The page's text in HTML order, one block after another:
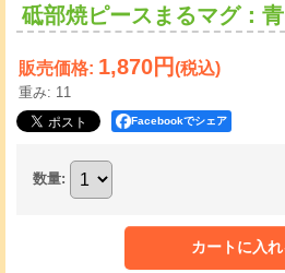
砥部焼ピースまるマグ：青
販売価格: 1,870円(税込)
重み: 11
Facebookでシェア
数量: